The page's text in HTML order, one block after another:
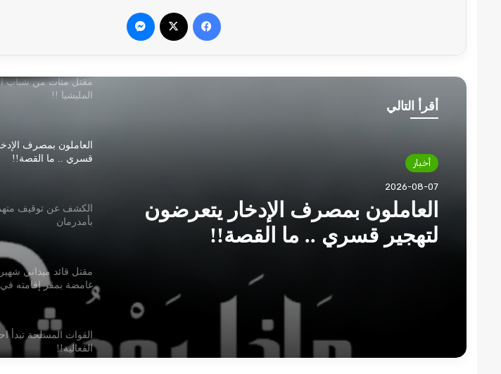
فيسبوك
أقرأ التالي
أخبار
2026-08-07
العاملون بمصرف الإدخار يتعرضون
لتهجير قسري .. ما القصة!!
مقتل مئات من شباب
المليشيا !!
العاملون بمصرف
قسري .. ما القصة!!
الكشف عن توقيف
بأمدرمان
مقتل قائد ميداني
غامضة بمقر إقامته في
القوات المسلحة تبدأ
الفعالية!!